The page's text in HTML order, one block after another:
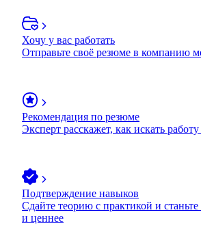
Хочу у вас работать
Отправьте своё резюме в компанию
Рекомендация по резюме
Эксперт расскажет, как искать
Подтверждение навыков
Сдайте теорию с практикой и станьте
и ценнее